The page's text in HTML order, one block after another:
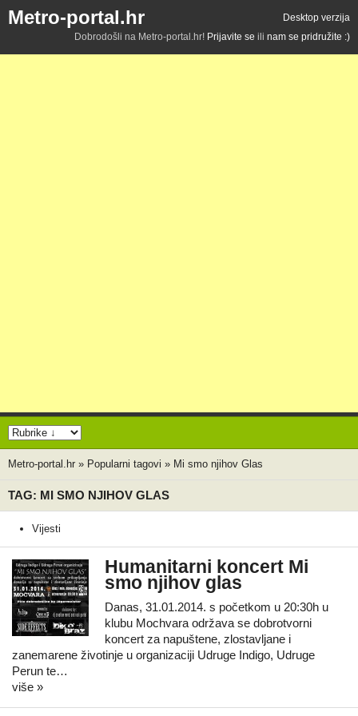
Metro-portal.hr
Desktop verzija
Dobrodošli na Metro-portal.hr! Prijavite se ili nam se pridružite :)
Metro-portal.hr » Popularni tagovi » Mi smo njihov Glas
TAG: MI SMO NJIHOV GLAS
Vijesti
Humanitarni koncert Mi
smo njihov glas
Danas, 31.01.2014. s početkom u 20:30h u
klubu Mochvara održava se dobrotvorni
koncert za napuštene, zlostavljane i
zanemarene životinje u organizaciji Udruge Indigo, Udruge
Perun te…
više »